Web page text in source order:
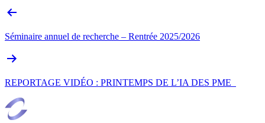
Séminaire annuel de recherche – Rentrée 2025/2026
REPORTAGE VIDÉO : PRINTEMPS DE L’IA DES PME